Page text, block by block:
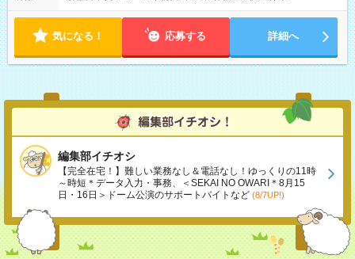
気になる！ 応募する 詳細へ
編集部イチオシ
【完全在宅！】難しい業務なし＆電話なし！ゆっくりの11時
～時短＊データ入力・事務、＜SEKAI NO OWARI＊8月15
日・16日＞ドーム公演のサポートバイトなど (8/7UP!)